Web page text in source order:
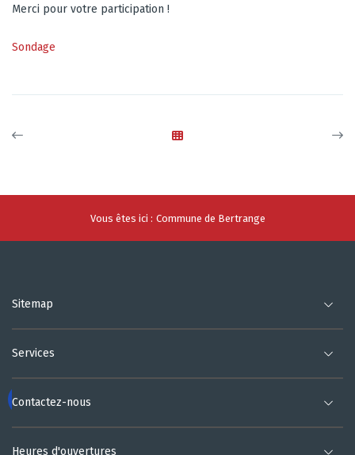
Merci pour votre participation !
Sondage
Vous êtes ici : Commune de Bertrange
Sitemap
Services
Contactez-nous
Heures d'ouvertures